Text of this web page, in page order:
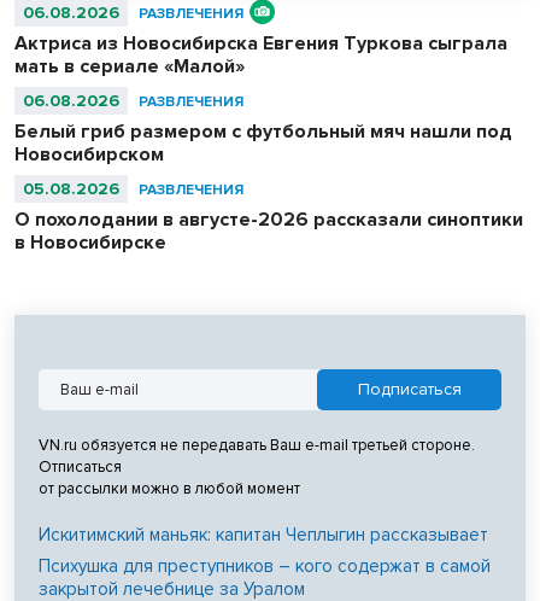
06.08.2026 РАЗВЛЕЧЕНИЯ
Актриса из Новосибирска Евгения Туркова сыграла
мать в сериале «Малой»
06.08.2026 РАЗВЛЕЧЕНИЯ
Белый гриб размером с футбольный мяч нашли под
Новосибирском
05.08.2026 РАЗВЛЕЧЕНИЯ
О похолодании в августе-2026 рассказали синоптики
в Новосибирске
VN.ru обязуется не передавать Ваш e-mail третьей стороне.
Отписаться
от рассылки можно в любой момент
Искитимский маньяк: капитан Чеплыгин рассказывает
Психушка для преступников – кого содержат в самой
закрытой лечебнице за Уралом